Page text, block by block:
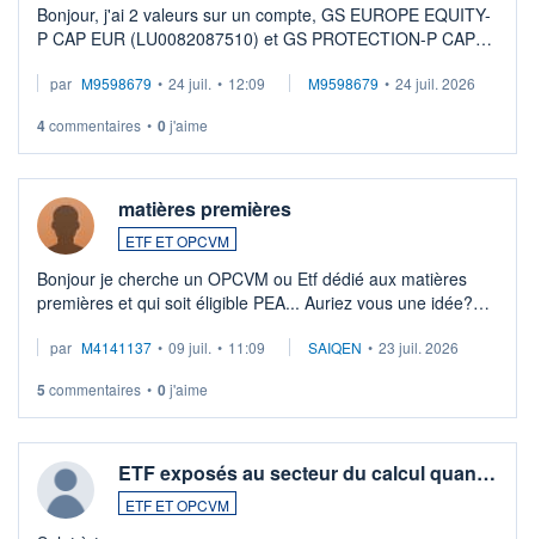
Bonjour, j'ai 2 valeurs sur un compte, GS EUROPE EQUITY-
P CAP EUR (LU0082087510) et GS PROTECTION-P CAP
veux procéder à la vente, on me signale ...
par M9598679 • 24 juil. • 12:09 M9598679 • 24 juil. 2026
4commentaires • 0j'aime
matières premières
ETF ET OPCVM
Bonjour je cherche un OPCVM ou Etf dédié aux matières
premières et qui soit éligible PEA... Auriez vous une idée?
par M4141137 • 09 juil. • 11:09 SAIQEN • 23 juil. 2026
5 commentaires • 0j'aime
ETF exposés au secteur du calcul quan…
ETF ET OPCVM